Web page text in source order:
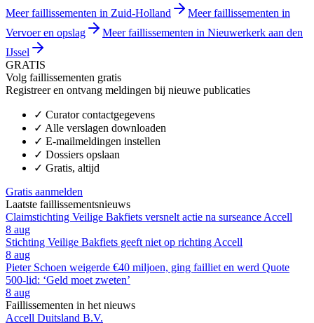
Meer faillissementen in Zuid-Holland
Meer faillissementen in
Vervoer en opslag
Meer faillissementen in Nieuwerkerk aan den
IJssel
GRATIS
Volg faillissementen gratis
Registreer en ontvang meldingen bij nieuwe publicaties
✓ Curator contactgegevens
✓ Alle verslagen downloaden
✓ E-mailmeldingen instellen
✓ Dossiers opslaan
✓ Gratis, altijd
Gratis aanmelden
Laatste faillissementsnieuws
Claimstichting Veilige Bakfiets versnelt actie na surseance Accell
8 aug
Stichting Veilige Bakfiets geeft niet op richting Accell
8 aug
Pieter Schoen weigerde €40 miljoen, ging failliet en werd Quote
500-lid: ‘Geld moet zweten’
8 aug
Faillissementen in het nieuws
Accell Duitsland B.V.